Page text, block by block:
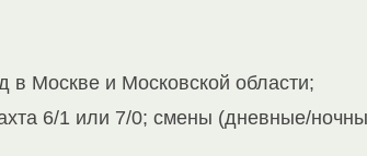
в Москве и Московской области;
6/1 или 7/0; смены (дневные/